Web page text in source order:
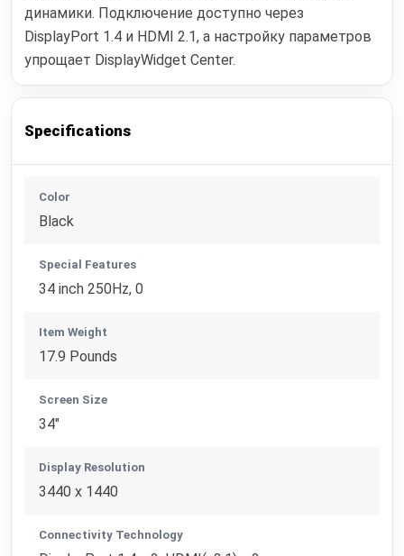
динамики. Подключение доступно через
DisplayPort 1.4 и HDMI 2.1, а настройку параметров
упрощает DisplayWidget Center.
Specifications
Color
Black
Special Features
34 inch 250Hz, 0
Item Weight
17.9 Pounds
Screen Size
34"
Display Resolution
3440 x 1440
Connectivity Technology